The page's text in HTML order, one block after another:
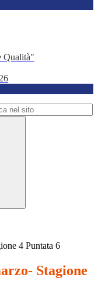
Qualità"
4 Puntata 6
Stagione